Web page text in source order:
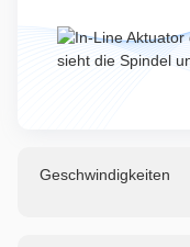
Geschwindigkeiten